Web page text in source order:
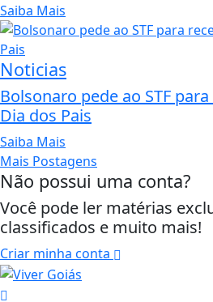
Saiba Mais
Noticias
Bolsonaro pede ao STF
Dia dos Pais
Saiba Mais
Mais Postagens
Não possui uma conta?
Você pode ler matérias
classificados e muito mais!
Criar minha conta